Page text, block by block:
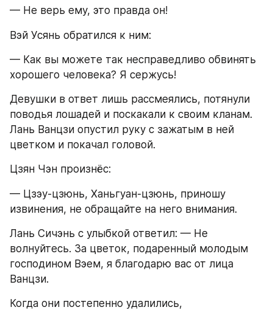
— Не верь ему, это правда он!
Вэй Усянь обратился к ним:
— Как вы можете так несправедливо обвинять
хорошего человека? Я сержусь!
Девушки в ответ лишь рассмеялись, потянули
поводья лошадей и поскакали к своим кланам.
Лань Ванцзи опустил руку с зажатым в ней
цветком и покачал головой.
Цзян Чэн произнёс:
— Цзэу-цзюнь, Ханьгуан-цзюнь, приношу
извинения, не обращайте на него внимания.
Лань Сичэнь с улыбкой ответил: — Не
волнуйтесь. За цветок, подаренный молодым
господином Вэем, я благодарю вас от лица
Ванцзи.
Когда они постепенно удалились,